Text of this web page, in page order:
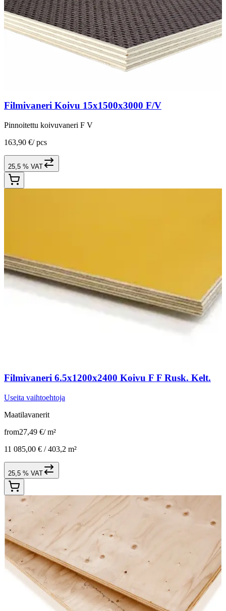
Filmivaneri Koivu 15x1500x3000 F/V
Pinnoitettu koivuvaneri F V
163,90 €/ pcs
25,5 % VAT
Filmivaneri 6.5x1200x2400 Koivu F F Rusk. Kelt.
Useita vaihtoehtoja
Maatilavanerit
from27,49 €/ m²
11 085,00 € /403,2 m²
25,5 % VAT